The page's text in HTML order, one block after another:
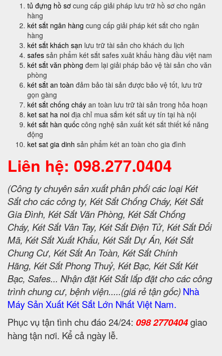
tủ đựng hồ sơ cung cấp giải pháp lưu trữ hồ sơ cho ngân
hàng
két sắt ngân hàng cung cấp giải pháp két sắt cho ngân
hàng
két sắt khách sạn lưu trữ tài sản cho khách du lịch
safes sản phẩm két sắt safes xuât khẩu hàng đầu việt nam
két sắt văn phòng đem lại giải pháp bảo vệ tài sản cho văn
phòng
két sắt an toàn đảm bảo tài sản được bảo vệ tốt, lưu trữ
gọn gàng
két sắt chống cháy an toàn lưu trữ tài sản trong hỏa hoạn
ket sat ha noi địa chỉ mua sắm két sắt uy tín tại hà nội
két sắt hàn quốc công nghệ sản xuất két sắt thiết kế năng
động
ket sat gia dinh sản phẩm két an toàn cho gia đình
Liên hệ: 098.277.0404
(Công ty chuyên sản xuất phân phối các loại Két
Sắt cho các công ty, Két Sắt Chống Cháy, Két Sắt
Gia Đình, Két Sắt Văn Phòng, Két Sắt Chống
Cháy, Két Sắt Vân Tay, Két Sắt Điện Tử, Két Sắt Đổi
Mã, Két Sắt Xuất Khẩu, Két Sắt Dự Án, Két Sắt
Chung Cư, Két Sắt An Toàn, Két Sắt Chính
Hãng, Két Sắt Phong Thuỷ, Két Bạc, Két Sắt Két
Bạc, Safes... Nhận đặt Két Sắt lắp đặt cho các công
trình chung cư, bệnh viện.....(giá rẻ tận gốc) Nhà
Máy Sản Xuất Két Sắt Lớn Nhất Việt Nam.
Phục vụ tận tình chu đáo 24/24: 098 2770404giao
hàng tận nơi. Kể cả ngày lễ.